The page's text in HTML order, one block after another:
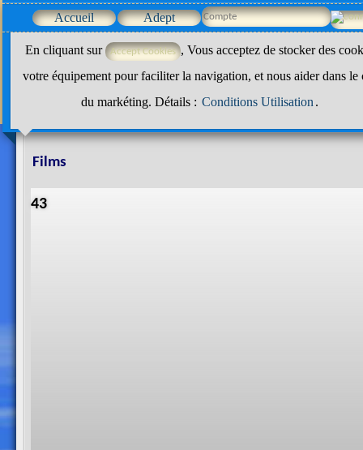
Accueil Adept
En cliquant sur
, Vous acceptez de stocker des
votre équipement pour faciliter la navigation, et nous aider dans le
du markéting. Détails : Conditions Utilisation .
Films
43